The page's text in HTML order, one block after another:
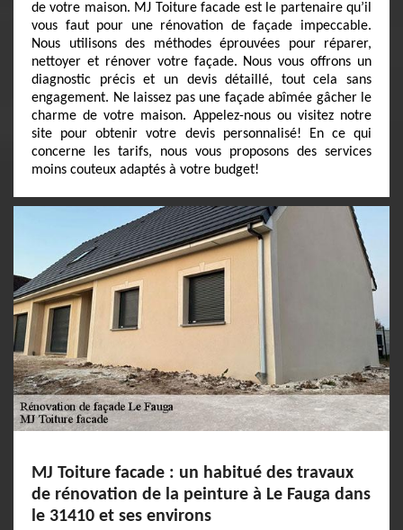
de votre maison. MJ Toiture facade est le partenaire qu’il
vous faut pour une rénovation de façade impeccable.
Nous utilisons des méthodes éprouvées pour réparer,
nettoyer et rénover votre façade. Nous vous offrons un
diagnostic précis et un devis détaillé, tout cela sans
engagement. Ne laissez pas une façade abîmée gâcher le
charme de votre maison. Appelez-nous ou visitez notre
site pour obtenir votre devis personnalisé! En ce qui
concerne les tarifs, nous vous proposons des services
moins couteux adaptés à votre budget!
MJ Toiture facade : un habitué des travaux
de rénovation de la peinture à Le Fauga dans
le 31410 et ses environs